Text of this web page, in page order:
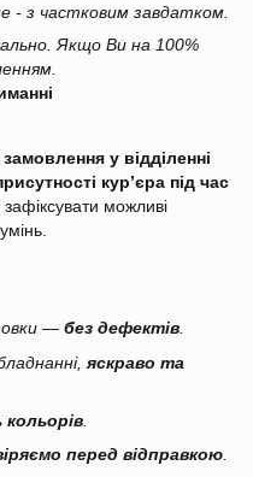
- з частковим завдатком.
Якщо Ви на 100%
у відділенні
кур’єра під час
можливі
— без дефектів
яскраво та
кольорів
перед відправкою.